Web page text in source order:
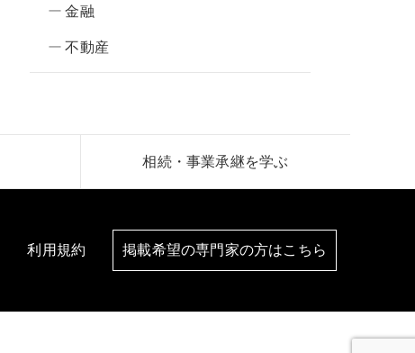
金融
不動産
相続・事業承継を学ぶ
利用規約 掲載希望の専門家の方はこちら